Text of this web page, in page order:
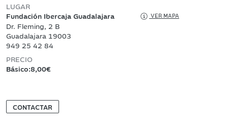
LUGAR
Fundación Ibercaja Guadalajara
VER MAPA
Dr. Fleming, 2 B
Guadalajara 19003
949 25 42 84
PRECIO
Básico:8,00€
CONTACTAR